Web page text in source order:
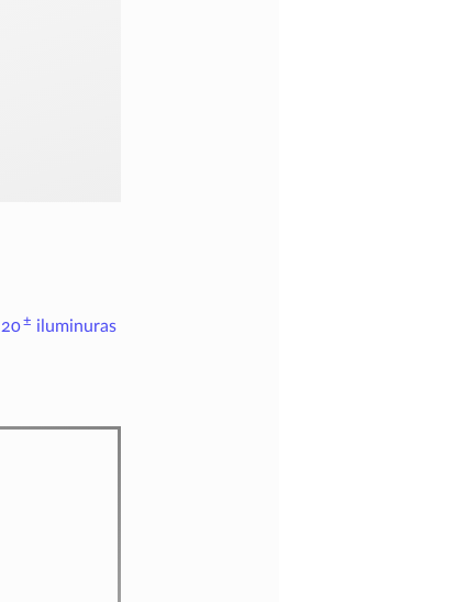
20± iluminuras